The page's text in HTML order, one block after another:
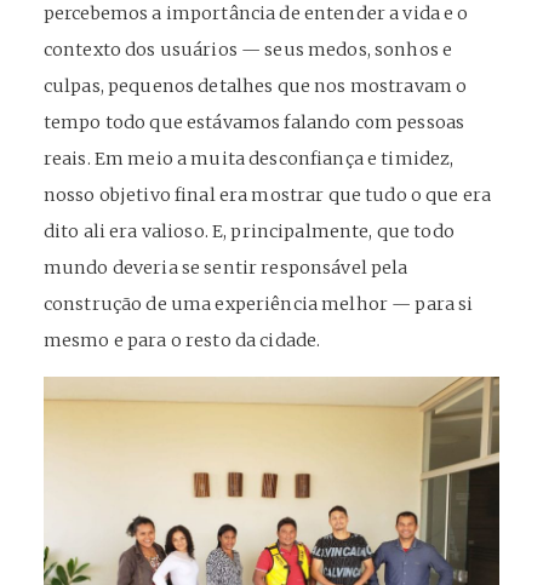
percebemos a importância de entender a vida e o
contexto dos usuários — seus medos, sonhos e
culpas, pequenos detalhes que nos mostravam o
tempo todo que estávamos falando com pessoas
reais. Em meio a muita desconfiança e timidez,
nosso objetivo final era mostrar que tudo o que era
dito ali era valioso. E, principalmente, que todo
mundo deveria se sentir responsável pela
construção de uma experiência melhor — para si
mesmo e para o resto da cidade.